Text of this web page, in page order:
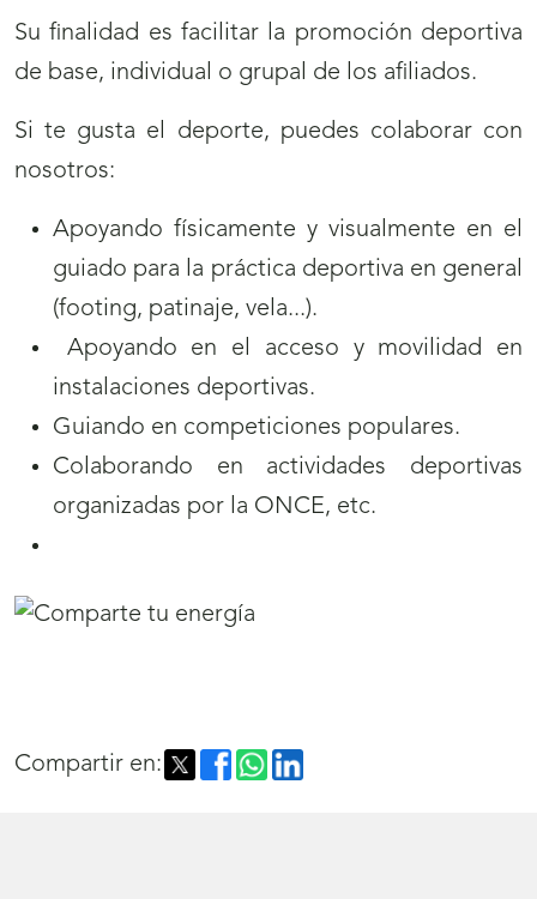
Su finalidad es facilitar la promoción deportiva
de base, individual o grupal de los afiliados.
Si te gusta el deporte, puedes colaborar con
nosotros:
Apoyando físicamente y visualmente en el
guiado para la práctica deportiva en general
(footing, patinaje, vela...).
Apoyando en el acceso y movilidad en
instalaciones deportivas.
Guiando en competiciones populares.
Colaborando en actividades deportivas
organizadas por la ONCE, etc.
Compartir en: